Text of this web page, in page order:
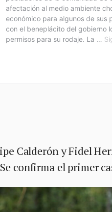
Calderón y Fidel
confirma el primer